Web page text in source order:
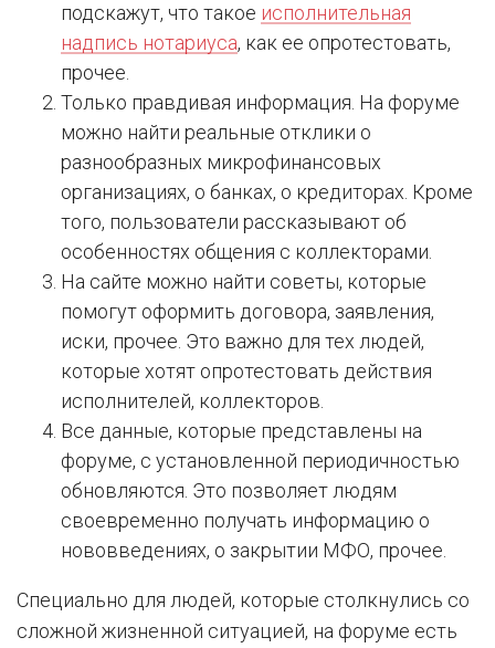
подскажут, что такое исполнительная
надпись нотариуса, как ее опротестовать,
прочее.
Только правдивая информация. На форуме
можно найти реальные отклики о
разнообразных микрофинансовых
организациях, о банках, о кредиторах. Кроме
того, пользователи рассказывают об
особенностях общения с коллекторами.
На сайте можно найти советы, которые
помогут оформить договора, заявления,
иски, прочее. Это важно для тех людей,
которые хотят опротестовать действия
исполнителей, коллекторов.
Все данные, которые представлены на
форуме, с установленной периодичностью
обновляются. Это позволяет людям
своевременно получать информацию о
нововведениях, о закрытии МФО, прочее.
Специально для людей, которые столкнулись со
сложной жизненной ситуацией, на форуме есть